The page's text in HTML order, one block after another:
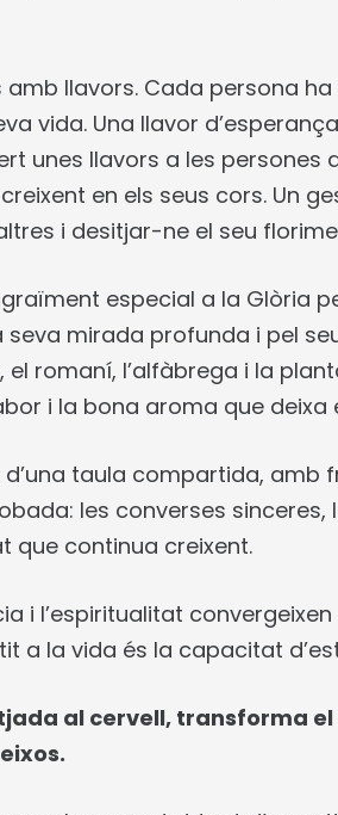
amb llavors. Cada persona
vida. Una llavor
unes llavors a les
en els seus cors. Un
i desitjar-ne el seu
especial a la Glòria
seva mirada profunda i pel
el romaní, l’alfàbrega i la
i la bona aroma que
d’una taula compartida,
les converses
que continua creixent.
i l’espiritualitat
a la vida és la capacitat
al cervell, transforma